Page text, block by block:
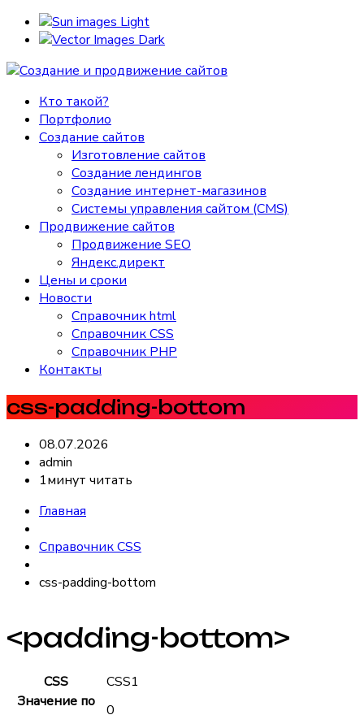
Light
Dark
Кто такой?
Портфолио
Создание сайтов
Изготовление сайтов
Создание лендингов
Создание интернет-магазинов
Системы управления сайтом (CMS)
Продвижение сайтов
Продвижение SEO
Яндекс.директ
Цены и сроки
Новости
Справочник html
Справочник CSS
Справочник PHP
Контакты
css-padding-bottom
08.07.2026
admin
1минут читать
Главная
Справочник CSS
css-padding-bottom
<padding-bottom>
CSS
CSS1
Значение по
0